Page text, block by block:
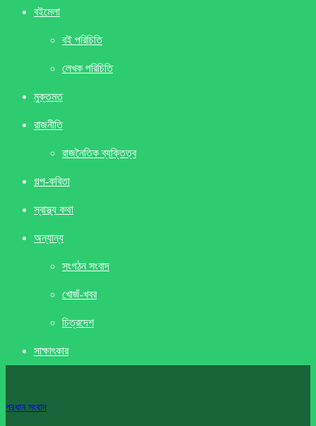
বইমেলা
বই পরিচিতি
লেখক পরিচিতি
মুক্তমত
রাজনীতি
রাজনৈতিক ব্যক্তিত্ব
গল্প-কবিতা
স্বাস্থ্য কথা
অন্যান্য
সংগঠন সংবাদ
খােজঁ-খবর
চিত্রদেশ
সাক্ষাৎকার
প্রধান সংবাদ